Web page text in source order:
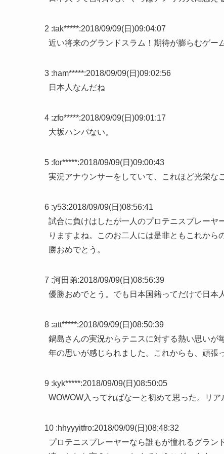
2 :tak*****:2018/09/09(日)09:04:07
近い将来のグランドスラム！期待が膨らむゲー
3 :ham*****:2018/09/09(日)09:02:56
日本人なんだね
4 :zfo*****:2018/09/09(日)09:01:17
大坂ハンパない。
5 :for*****:2018/09/09(日)09:00:43
実況アナウンサーをしていて、これほど光栄な
6 :y53:2018/09/09(日)08:56:41
試合に負けはしたが一人のプロテニスプレーヤ
りますよね。このお二人には是非ともこれか
勝おめでとう。
7 :河田弟:2018/09/09(日)08:56:39
優勝おめでとう。でも日本国籍ってだけで日本
8 :att*****:2018/09/09(日)08:50:39
鍋島さんの実況からテニスに対する熱い思いが
年の思いが感じられました。これからも、頑張
9 :kyk*****:2018/09/09(日)08:50:05
WOWOW入ってればなーと初めて思った。リ
10 :hhyyyitfro:2018/09/09(日)08:48:32
プロテニスプレーヤーなら誰もが憧れるグラン